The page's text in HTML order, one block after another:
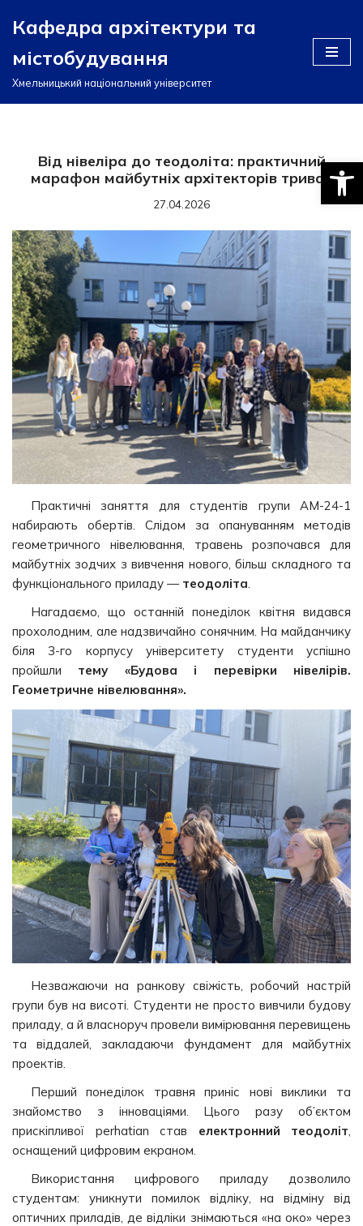
Перейти
до
вмісту
Кафедра архітектури та
містобудування
Хмельницький національний університет
Від нівеліра до теодоліта: практичний
марафон майбутніх архітекторів триває
27.04.2026
Практичні заняття для студентів групи АМ-24-1
набирають обертів. Слідом за опануванням методів
геометричного нівелювання, травень розпочався для
майбутніх зодчих з вивчення нового, більш складного та
функціонального приладу — теодоліта.
Нагадаємо, що останній понеділок квітня видався
прохолодним, але надзвичайно сонячним. На майданчику
біля 3-го корпусу університету студенти успішно
пройшли тему «Будова і перевірки нівелірів.
Геометричне нівелювання».
Незважаючи на ранкову свіжість, робочий настрій
групи був на висоті. Студенти не просто вивчили будову
приладу, а й власноруч провели вимірювання перевищень
та віддалей, закладаючи фундамент для майбутніх
проектів.
Перший понеділок травня приніс нові виклики та
знайомство з інноваціями. Цього разу об’єктом
прискіпливої perhatian став електронний теодоліт
оснащений цифровим екраном.
Використання цифрового приладу дозволило
студентам: уникнути помилок відліку, на відміну від
оптичних приладів, де відліки знімаються «на око» через